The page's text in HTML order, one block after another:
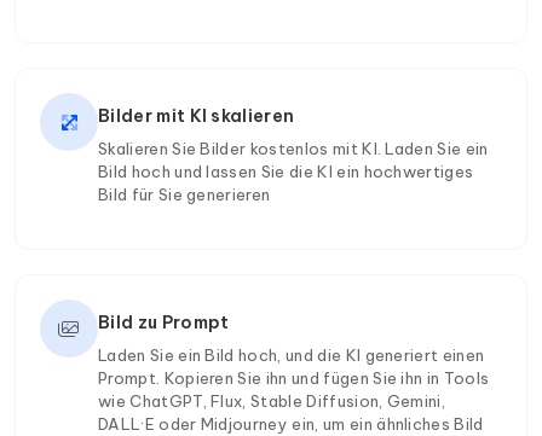
Bilder mit KI skalieren
Skalieren Sie Bilder kostenlos mit KI. Laden Sie ein
Bild hoch und lassen Sie die KI ein hochwertiges
Bild für Sie generieren
Bild zu Prompt
Laden Sie ein Bild hoch, und die KI generiert einen
Prompt. Kopieren Sie ihn und fügen Sie ihn in Tools
wie ChatGPT, Flux, Stable Diffusion, Gemini,
DALL·E oder Midjourney ein, um ein ähnliches Bild